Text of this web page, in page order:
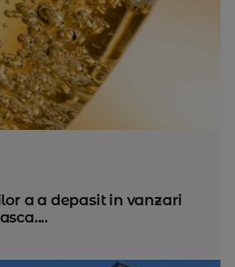
a a depasit in vanzari